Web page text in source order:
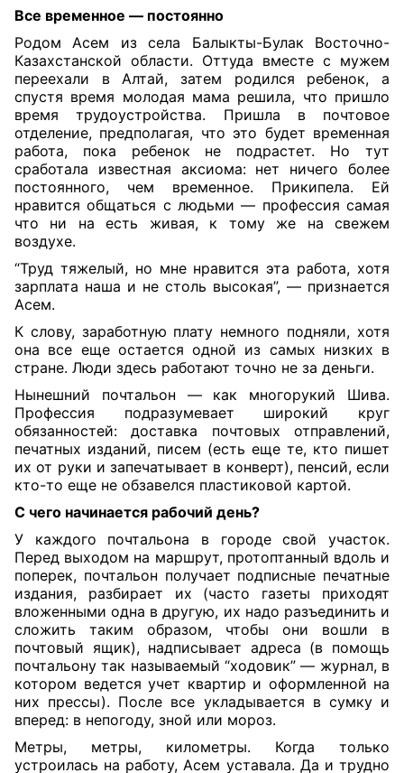
Все временное — постоянно
Родом Асем из села Балыкты-Булак Восточно-
Казахстанской области. Оттуда вместе с мужем
переехали в Алтай, затем родился ребенок, а
спустя время молодая мама решила, что пришло
время трудоустройства. Пришла в почтовое
отделение, предполагая, что это будет временная
работа, пока ребенок не подрастет. Но тут
сработала известная аксиома: нет ничего более
постоянного, чем временное. Прикипела. Ей
нравится общаться с людьми — профессия самая
что ни на есть живая, к тому же на свежем
воздухе.
“Труд тяжелый, но мне нравится эта работа, хотя
зарплата наша и не столь высокая”, — признается
Асем.
К слову, заработную плату немного подняли, хотя
она все еще остается одной из самых низких в
стране. Люди здесь работают точно не за деньги.
Нынешний почтальон — как многорукий Шива.
Профессия подразумевает широкий круг
обязанностей: доставка почтовых отправлений,
печатных изданий, писем (есть еще те, кто пишет
их от руки и запечатывает в конверт), пенсий, если
кто-то еще не обзавелся пластиковой картой.
С чего начинается рабочий день?
У каждого почтальона в городе свой участок.
Перед выходом на маршрут, протоптанный вдоль и
поперек, почтальон получает подписные печатные
издания, разбирает их (часто газеты приходят
вложенными одна в другую, их надо разъединить и
сложить таким образом, чтобы они вошли в
почтовый ящик), надписывает адреса (в помощь
почтальону так называемый “ходовик” — журнал, в
котором ведется учет квартир и оформленной на
них прессы). После все укладывается в сумку и
вперед: в непогоду, зной или мороз.
Метры, метры, километры. Когда только
устроилась на работу, Асем уставала. Да и трудно